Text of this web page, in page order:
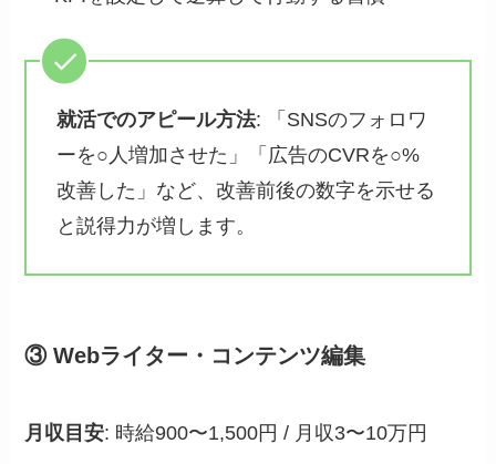
就活でのアピール方法: 「SNSのフォロワ
ーを○人増加させた」「広告のCVRを○%
改善した」など、改善前後の数字を示せる
と説得力が増します。
③ Webライター・コンテンツ編集
月収目安: 時給900〜1,500円 / 月収3〜10万円